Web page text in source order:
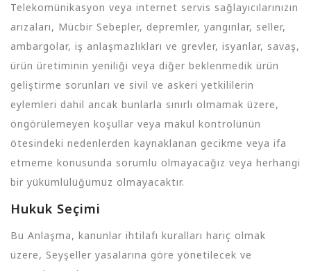
Telekomünikasyon veya internet servis sağlayıcılarınızın
arızaları, Mücbir Sebepler, depremler, yangınlar, seller,
ambargolar, iş anlaşmazlıkları ve grevler, isyanlar, savaş,
ürün üretiminin yeniliği veya diğer beklenmedik ürün
geliştirme sorunları ve sivil ve askeri yetkililerin
eylemleri dahil ancak bunlarla sınırlı olmamak üzere,
öngörülemeyen koşullar veya makul kontrolünün
ötesindeki nedenlerden kaynaklanan gecikme veya ifa
etmeme konusunda sorumlu olmayacağız veya herhangi
bir yükümlülüğümüz olmayacaktır.
Hukuk Seçimi
Bu Anlaşma, kanunlar ihtilafı kuralları hariç olmak
üzere, Seyşeller yasalarına göre yönetilecek ve